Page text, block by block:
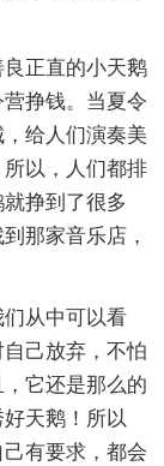
正直的小天鹅
挣钱。当夏令
给人们演奏美
以，人们都排
挣到了很多
那家音乐店，
从中可以看
己放弃，不怕
它还是那么的
天鹅！所以
有要求，都会